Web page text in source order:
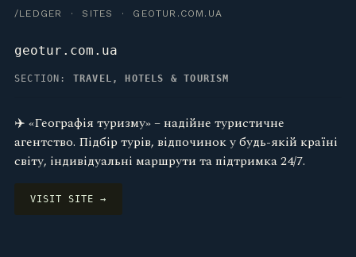
/LEDGER · SITES · GEOTUR.COM.UA
geotur.com.ua
SECTION: TRAVEL, HOTELS & TOURISM
✈️ «Географія туризму» – надійне туристичне
агентство. Підбір турів, відпочинок у будь-якій країні
світу, індивідуальні маршрути та підтримка 24/7.
VISIT SITE →